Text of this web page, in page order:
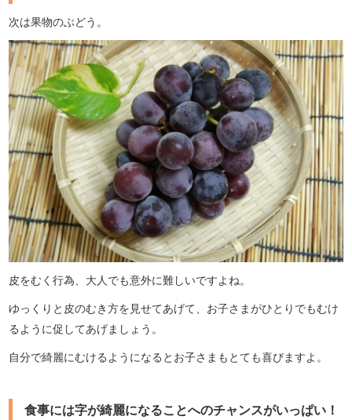
次は果物のぶどう。
皮をむく行為、大人でも意外に難しいですよね。
ゆっくりと皮のむき方を見せてあげて、お子さまがひとりでもむけ
るように促してあげましょう。
自分で綺麗にむけるようになるとお子さまもとても喜びますよ。
食事には字が綺麗になることへのチャンスがいっぱい！